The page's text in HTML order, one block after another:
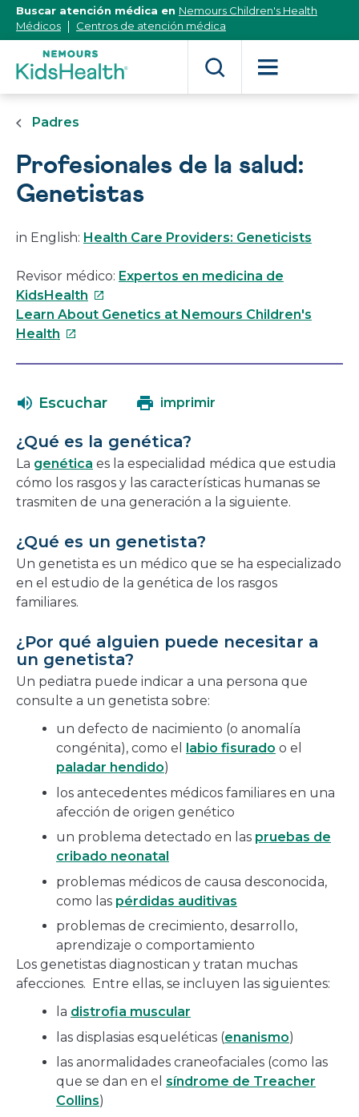
[Skip
Content]
Buscar atención médica en Nemours Children's Health
Médicos
Centros de atención médica
Padres
Profesionales de la salud:
Genetistas
in English: Health Care Providers: Geneticists
Revisor médico: Expertos en medicina de
KidsHealth Este
enlace
nueva
Learn About Genetics at Nemours Children's
Health Este
en
nueva
ventana
Escuchar imprimir
¿Qué es la genética?
La genética es la especialidad médica que estudia
cómo los rasgos y las características humanas se
trasmiten de una generación a la siguiente.
¿Qué es un genetista?
Un genetista es un médico que se ha especializado
en el estudio de la genética de los rasgos
familiares.
¿Por qué alguien puede necesitar a
un genetista?
Un pediatra puede indicar a una persona que
consulte a un genetista sobre:
un defecto de nacimiento (o anomalía
congénita), como el
labio fisurado o el
paladar hendido)
los antecedentes médicos familiares en una
afección de origen genético
un problema detectado en las pruebas de
cribado neonatal
problemas médicos de causa desconocida,
como las pérdidas auditivas
problemas de crecimiento, desarrollo,
aprendizaje o comportamiento
Los genetistas diagnostican y tratan muchas
afecciones. Entre ellas, se incluyen las siguientes:
la distrofia muscular
las displasias esqueléticas (enanismo)
las anormalidades craneofaciales (como las
que se dan en el síndrome de Treacher
Collins)